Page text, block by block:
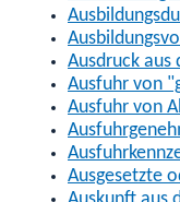
Ausdruck aus
Ausfuhr von
Ausfuhr von
Ausgesetzte